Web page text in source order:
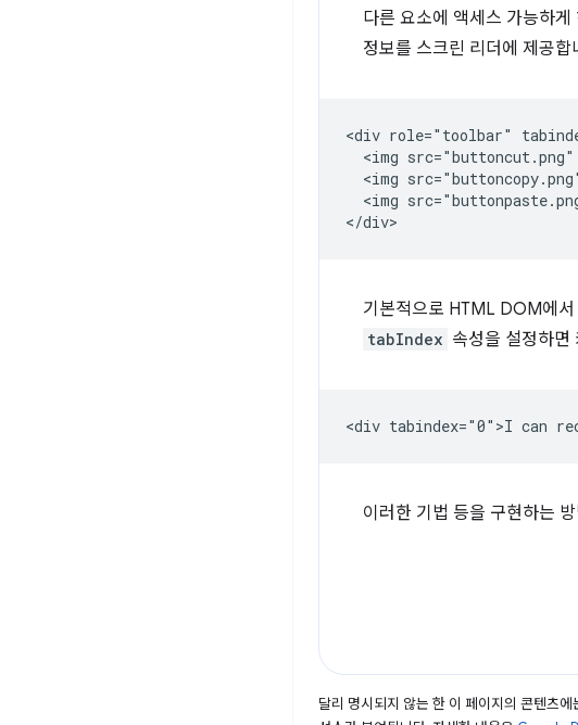
다른 요소에 액세스 가능하게
정보를 스크린 리더에 제공
<div role="toolbar"
<img
<img
<img
기본적으로 HTML DOM에서
tabIndex 속성을 설정하면
이러한 기법 등을 구현하는
달리 명시되지 않는 한 이 페이지의 콘텐츠에